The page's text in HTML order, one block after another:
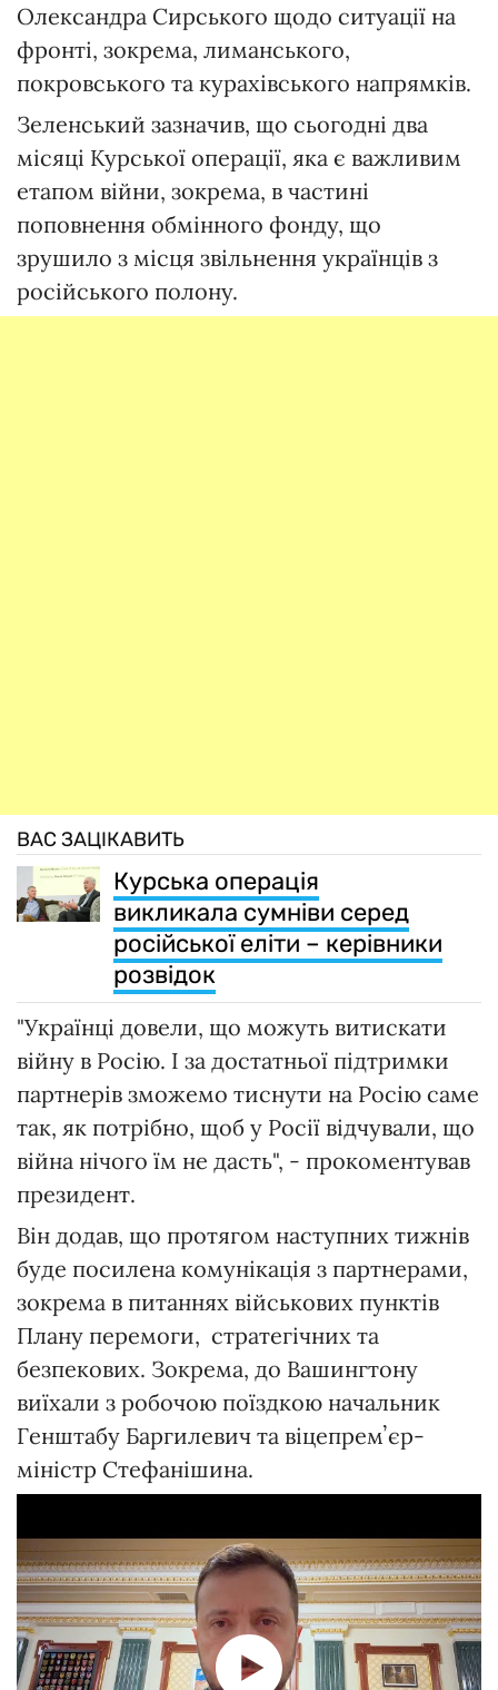
Олександра Сирського щодо ситуації на
фронті, зокрема, лиманського,
покровського та курахівського напрямків.
Зеленський зазначив, що сьогодні два
місяці Курської операції, яка є важливим
етапом війни, зокрема, в частині
поповнення обмінного фонду, що
зрушило з місця звільнення українців з
російського полону.
ВАС ЗАЦІКАВИТЬ
Курська операція
викликала сумніви серед
російської еліти – керівники
розвідок
"Українці довели, що можуть витискати
війну в Росію. І за достатньої підтримки
партнерів зможемо тиснути на Росію саме
так, як потрібно, щоб у Росії відчували, що
війна нічого їм не дасть", - прокоментував
президент.
Він додав, що протягом наступних тижнів
буде посилена комунікація з партнерами,
зокрема в питаннях військових пунктів
Плану перемоги, стратегічних та
безпекових. Зокрема, до Вашингтону
виїхали з робочою поїздкою начальник
Генштабу Баргилевич та віцепремʼєр-
міністр Стефанішина.